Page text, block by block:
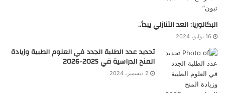
البكالوريا: العد التنازلي يبدأ..
16 يوليو، 2024
تحديد عدد الطلبة الجدد في العلوم الطبية وزيادة
المنح الدراسية في 2025-2026
2 ديسمبر، 2024